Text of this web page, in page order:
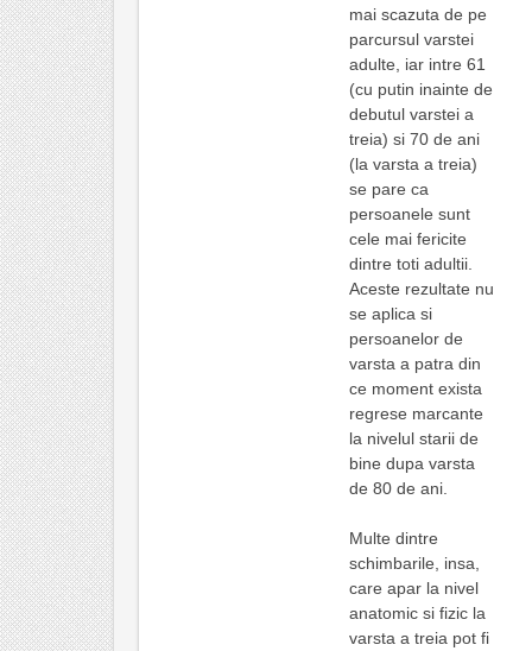
mai scazuta de pe
parcursul varstei
adulte, iar intre 61
(cu putin inainte de
debutul varstei a
treia) si 70 de ani
(la varsta a treia)
se pare ca
persoanele sunt
cele mai fericite
dintre toti adultii.
Aceste rezultate nu
se aplica si
persoanelor de
varsta a patra din
ce moment exista
regrese marcante
la nivelul starii de
bine dupa varsta
de 80 de ani.
Multe dintre
schimbarile, insa,
care apar la nivel
anatomic si fizic la
varsta a treia pot fi